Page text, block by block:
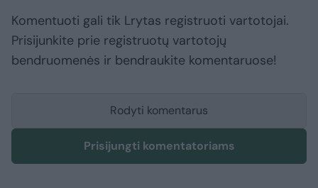
Komentuoti gali tik Lrytas registruoti vartotojai.
Prisijunkite prie registruotų vartotojų
bendruomenės ir bendraukite komentaruose!
Rodyti komentarus
Prisijungti komentatoriams